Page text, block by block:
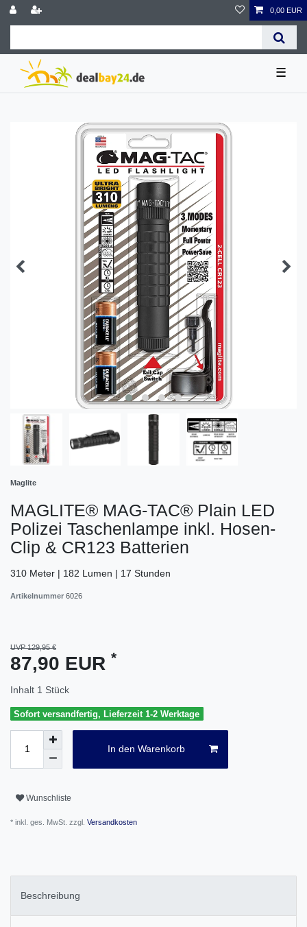
0,00 EUR
☰
Maglite
MAGLITE® MAG-TAC® Plain LED
Polizei Taschenlampe inkl. Hosen-
Clip & CR123 Batterien
310 Meter | 182 Lumen | 17 Stunden
Artikelnummer 6026
UVP 129,95 €
87,90 EUR *
Inhalt 1 Stück
Sofort versandfertig, Lieferzeit 1-2 Werktage
In den Warenkorb
Wunschliste
* inkl. ges. MwSt. zzgl. Versandkosten
Beschreibung